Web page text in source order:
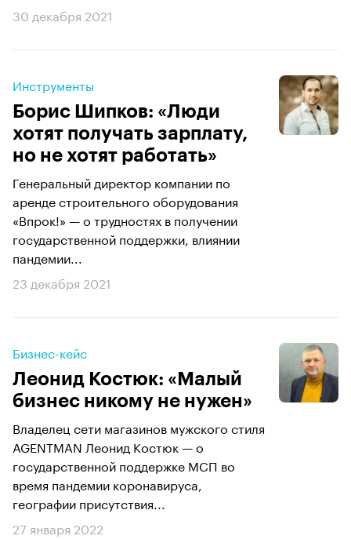
30 декабря 2021
Инструменты
Борис Шипков: «Люди
хотят получать зарплату,
но не хотят работать»
Генеральный директор компании по
аренде строительного оборудования
«Впрок!» — о трудностях в получении
государственной поддержки, влиянии
пандемии...
23 декабря 2021
Бизнес-кейс
Леонид Костюк: «Малый
бизнес никому не нужен»
Владелец сети магазинов мужского стиля
AGENTMAN Леонид Костюк — о
государственной поддержке МСП во
время пандемии коронавируса,
географии присутствия...
27 января 2022